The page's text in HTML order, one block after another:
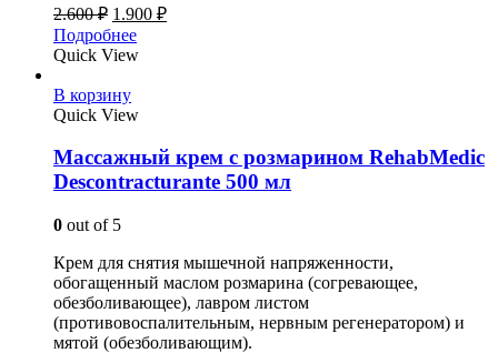
2.600₽ 1.900 ₽
Подробнее
Quick View
В корзину
Quick View
Массажный крем с розмарином RehabMedic
Descontracturante 500 мл
0 out of 5
Крем для снятия мышечной напряженности,
обогащенный маслом розмарина (согревающее,
обезболивающее), лавром листом
(противовоспалительным, нервным регенератором) и
мятой (обезболивающим).